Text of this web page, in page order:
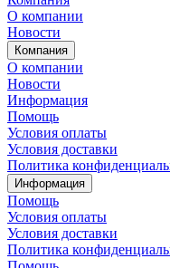
О компании
Новости
Компания
О компании
Новости
Информация
Помощь
Условия оплаты
Условия доставки
Политика
Информация
Помощь
Условия оплаты
Условия доставки
Политика